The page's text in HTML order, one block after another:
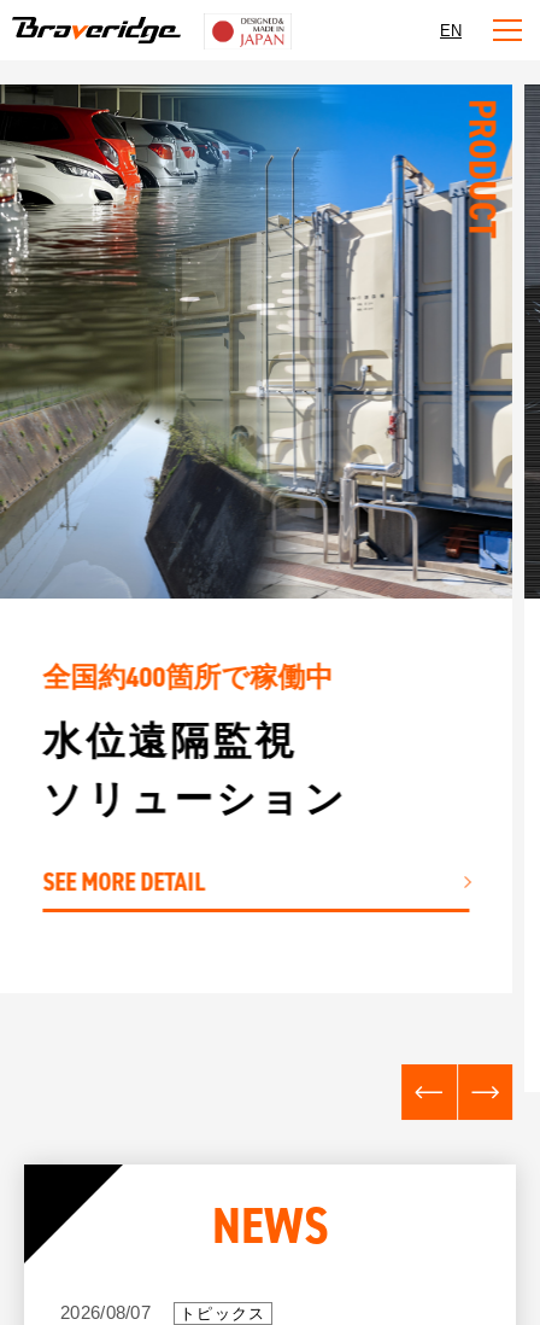
Braveridge
EN
PRODUCT
全国約400箇所で稼働中
水位遠隔監視
ソリューション
SEE MORE DETAIL
NEWS
2026/08/07 トピックス